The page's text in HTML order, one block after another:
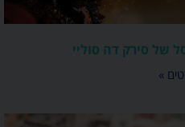
של סירק דה סוליי
»